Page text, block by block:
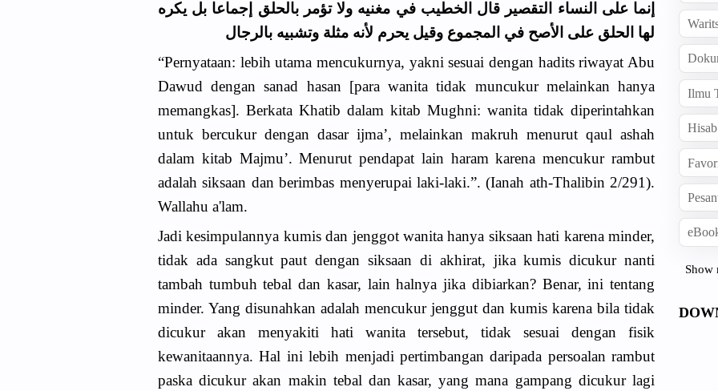
إنما على النساء التقصير قال الخطيب في مغنيه ولا تؤمر بالحلق إجماعا بل يكره
لها الحلق على الأصح في المجموع وقيل يحرم لأنه مثلة وتشبيه بالرجال
“Pernyataan: lebih utama mencukurnya, yakni sesuai dengan hadits riwayat Abu
Dawud dengan sanad hasan [para wanita tidak muncukur melainkan hanya
memangkas]. Berkata Khatib dalam kitab Mughni: wanita tidak diperintahkan
untuk bercukur dengan dasar ijma’, melainkan makruh menurut qaul ashah
dalam kitab Majmu’. Menurut pendapat lain haram karena mencukur rambut
adalah siksaan dan berimbas menyerupai laki-laki.”. (Ianah ath-Thalibin 2/291).
Wallahu a'lam.
Jadi kesimpulannya kumis dan jenggot wanita hanya siksaan hati karena minder,
tidak ada sangkut paut dengan siksaan di akhirat, jika kumis dicukur nanti
tambah tumbuh tebal dan kasar, lain halnya jika dibiarkan? Benar, ini tentang
minder. Yang disunahkan adalah mencukur jenggut dan kumis karena bila tidak
dicukur akan menyakiti hati wanita tersebut, tidak sesuai dengan fisik
kewanitaannya. Hal ini lebih menjadi pertimbangan daripada persoalan rambut
paska dicukur akan makin tebal dan kasar, yang mana gampang dicukur lagi
Ilmu
Show